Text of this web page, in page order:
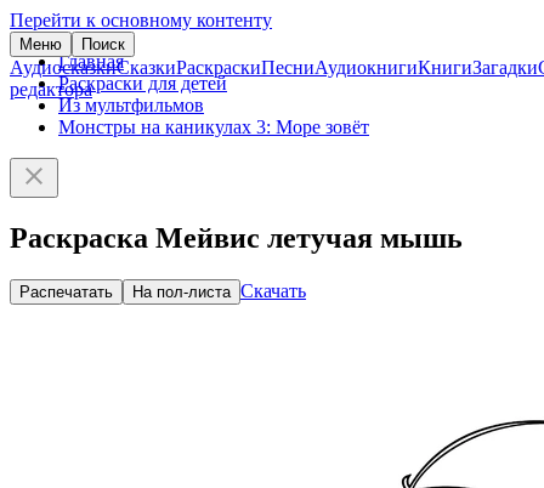
Перейти к основному контенту
Меню Поиск
АудиосказкиСказкиРаскраскиПесниАудиокнигиКнигиЗагадки
редактора
Главная
Раскраски для детей
Из мультфильмов
Монстры на каникулах 3: Море зовёт
Раскраска Мейвис летучая мышь
Распечатать На пол-листа Скачать